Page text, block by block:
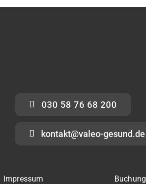
030 58 76 68 200
kontakt@valeo-gesund.de
Impressum Buchung